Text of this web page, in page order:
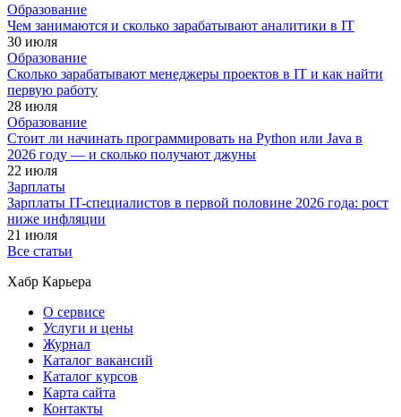
Образование
Чем занимаются и сколько зарабатывают аналитики в IT
30 июля
Образование
Сколько зарабатывают менеджеры проектов в IT и как найти
первую работу
28 июля
Образование
Стоит ли начинать программировать на Python или Java в
2026 году — и сколько получают джуны
22 июля
Зарплаты
Зарплаты IT-специалистов в первой половине 2026 года: рост
ниже инфляции
21 июля
Все статьи
Хабр Карьера
О сервисе
Услуги и цены
Журнал
Каталог вакансий
Каталог курсов
Карта сайта
Контакты